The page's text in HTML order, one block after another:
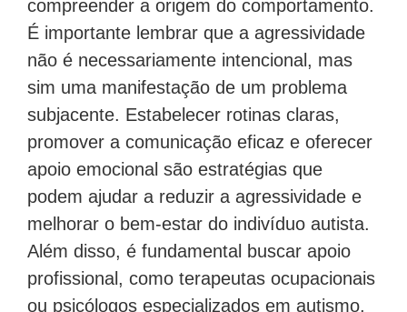
compreender a origem do comportamento.
É importante lembrar que a agressividade
não é necessariamente intencional, mas
sim uma manifestação de um problema
subjacente. Estabelecer rotinas claras,
promover a comunicação eficaz e oferecer
apoio emocional são estratégias que
podem ajudar a reduzir a agressividade e
melhorar o bem-estar do indivíduo autista.
Além disso, é fundamental buscar apoio
profissional, como terapeutas ocupacionais
ou psicólogos especializados em autismo,